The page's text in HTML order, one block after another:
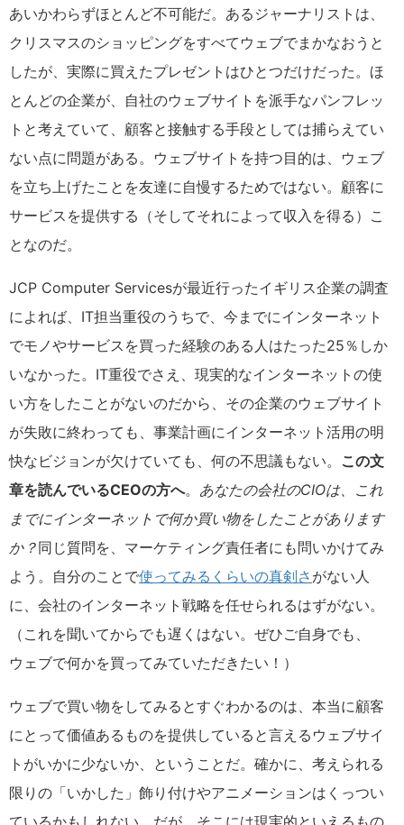
あいかわらずほとんど不可能だ。あるジャーナリストは、
クリスマスのショッピングをすべてウェブでまかなおうと
したが、実際に買えたプレゼントはひとつだけだった。ほ
とんどの企業が、自社のウェブサイトを派手なパンフレッ
トと考えていて、顧客と接触する手段としては捕らえてい
ない点に問題がある。ウェブサイトを持つ目的は、ウェブ
を立ち上げたことを友達に自慢するためではない。顧客に
サービスを提供する（そしてそれによって収入を得る）こ
となのだ。
JCP Computer Servicesが最近行ったイギリス企業の調査
によれば、IT担当重役のうちで、今までにインターネット
でモノやサービスを買った経験のある人はたった25％しか
いなかった。IT重役でさえ、現実的なインターネットの使
い方をしたことがないのだから、その企業のウェブサイト
が失敗に終わっても、事業計画にインターネット活用の明
快なビジョンが欠けていても、何の不思議もない。 この文
章を読んでいるCEOの方へ。 あなたの会社のCIOは、これ
までにインターネットで何か買い物をしたことがあります
か？同じ質問を、マーケティング責任者にも問いかけてみ
よう。自分のことで使ってみるくらいの真剣さ がない人
に、会社のインターネット戦略を任せられるはずがない。
（これを聞いてからでも遅くはない。ぜひご自身でも、
ウェブで何かを買ってみていただきたい！）
ウェブで買い物をしてみるとすぐわかるのは、本当に顧客
にとって価値あるものを提供していると言えるウェブサイ
トがいかに少ないか、ということだ。確かに、考えられる
限りの「いかした」飾り付けやアニメーションはくっつい
ているかもしれない。だが、そこには現実的といえるもの